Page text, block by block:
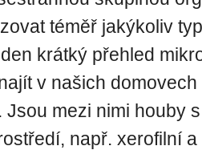
téměř jakýkoliv
krátký přehled
v našich
Jsou mezi nimi houby
např. xerofilní